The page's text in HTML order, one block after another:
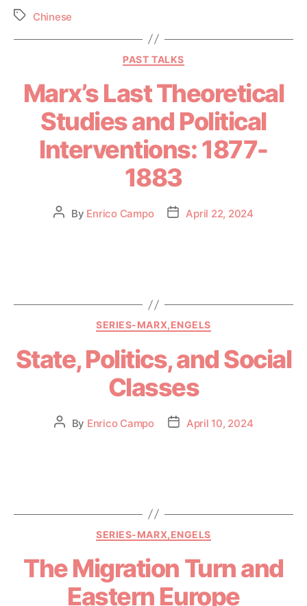
Chinese
PAST TALKS
Marx’s Last Theoretical
Studies and Political
Interventions: 1877-
1883
By Enrico Campo April 22, 2024
SERIES-MARX,ENGELS
State, Politics, and Social
Classes
By Enrico Campo April 10, 2024
SERIES-MARX,ENGELS
The Migration Turn and
Eastern Europe